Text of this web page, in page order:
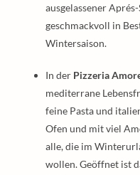
ausgelassener
geschmackvoll in
Wintersaison.
In der Pizzeria
mediterrane
feine Pasta und
Ofen und mit viel
alle, die im
wollen. Geöffnet ist